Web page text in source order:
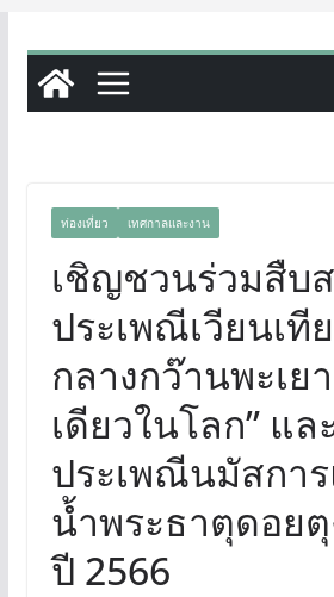
ยกระดับตลาดสด 100
ศิลปะมีชีวิต หนุนเศรษฐ
ท่องเที่ยว เทศกาลและงาน
เชิญชวนร่วมสืบ
ประเพณีเวียนเที
กลางกว๊านพะเย
เดียวในโลก” แล
ประเพณีนมัสกา
น้ำพระธาตุดอยตุ
ปี 2566